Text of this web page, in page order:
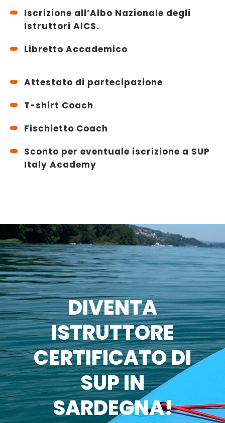
Iscrizione all’Albo Nazionale degli
Istruttori AICS.
Libretto Accademico
Attestato di partecipazione
T-shirt Coach
Fischietto Coach
Sconto per eventuale iscrizione a SUP
Italy Academy
DIVENTA
ISTRUTTORE
CERTIFICATO DI
SUP IN
SARDEGNA!